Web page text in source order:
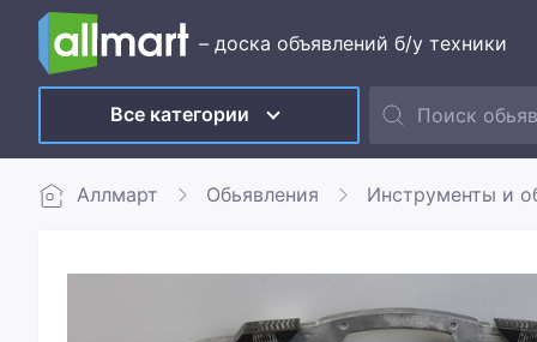
– доска объявлений б/у техники
Все категории
Аллмарт Обьявления Инструменты и